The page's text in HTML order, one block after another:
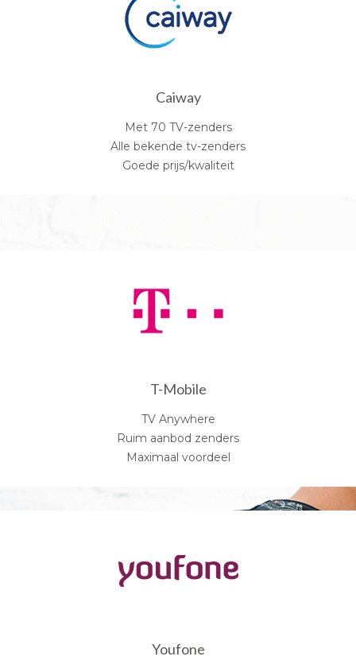
Caiway
Met 70 TV-zenders
Alle bekende tv-zenders
Goede prijs/kwaliteit
T-Mobile
TV Anywhere
Ruim aanbod zenders
Maximaal voordeel
Youfone